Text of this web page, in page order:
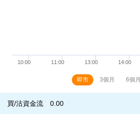
即市 3個月 6個月
買/沽資金流 0.00